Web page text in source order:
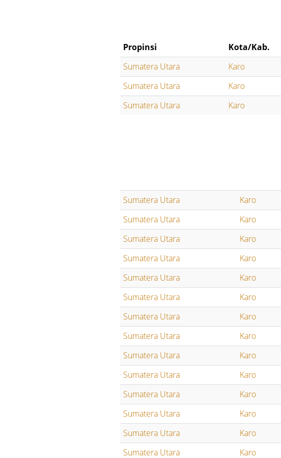
Propinsi Kota/Kab.
Sumatera Utara
Karo
Sumatera Utara
Karo
Sumatera Utara
Karo
Sumatera Utara Karo
Sumatera Utara
Karo
Sumatera Utara
Karo
Sumatera Utara
Karo
Sumatera Utara
Karo
Sumatera Utara
Karo
Sumatera Utara
Karo
Sumatera Utara
Karo
Sumatera Utara
Karo
Sumatera Utara
Karo
Sumatera Utara
Karo
Sumatera Utara
Karo
Sumatera Utara
Karo
Sumatera Utara
Karo